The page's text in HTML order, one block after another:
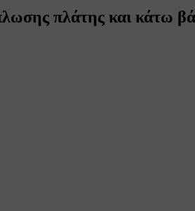
πλάτης και κάτω